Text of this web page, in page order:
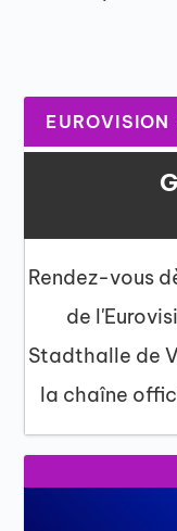
Rendez-vous
de
Stadthalle de
la chaîne